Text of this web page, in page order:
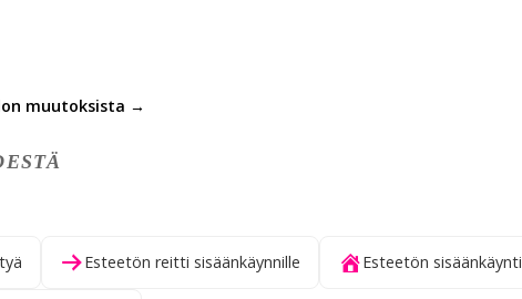
muutoksista →
Esteetön reitti sisäänkäynnille Esteetön sisäänkäynti